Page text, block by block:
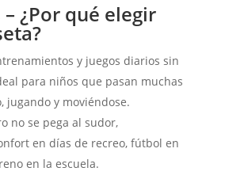
¿Por qué elegir
y juegos diarios sin
para niños que pasan muchas
jugando y moviéndose.
no se pega al sudor,
en días de recreo, fútbol en
en la escuela.